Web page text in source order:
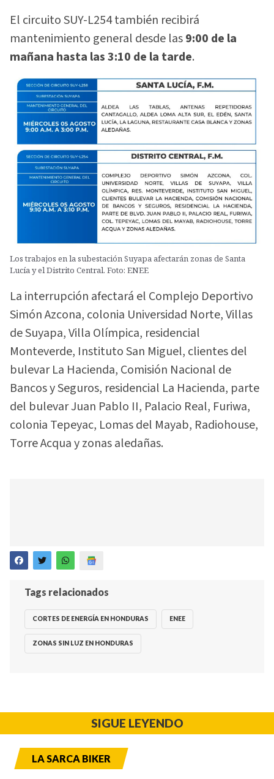
El circuito SUY-L254 también recibirá
mantenimiento general desde las9:00 de la
mañana hasta las 3:10 de la tarde.
Los trabajos en la subestación Suyapa afectarán zonas de Santa
Lucía y el Distrito Central. Foto: ENEE
La interrupción afectará el Complejo Deportivo
Simón Azcona, colonia Universidad Norte, Villas
de Suyapa, Villa Olímpica, residencial
Monteverde, Instituto San Miguel, clientes del
bulevar La Hacienda, Comisión Nacional de
Bancos y Seguros, residencial La Hacienda, parte
del bulevar Juan Pablo II, Palacio Real, Furiwa,
colonia Tepeyac, Lomas del Mayab, Radiohouse,
Torre Acqua y zonas aledañas.
Tags relacionados
CORTES DE ENERGÍA EN HONDURAS ENEE
ZONAS SIN LUZ EN HONDURAS
SIGUE LEYENDO
LA SARCA BIKER